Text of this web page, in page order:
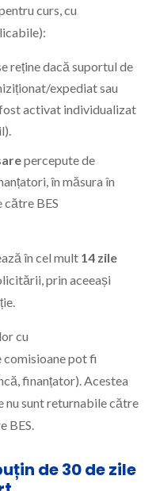
curs, cu
reține dacă suportul de
expediat sau
activat individualizat
percepute de
în măsura în
către BES
în cel mult 14 zile
prin aceeași
cu
pot fi
finanțator). Acestea
nu sunt returnabile către
BES.
de 30 de zile